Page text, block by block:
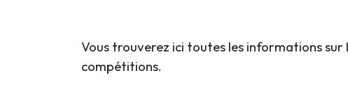
Vous trouverez ici toutes les informations
compétitions.